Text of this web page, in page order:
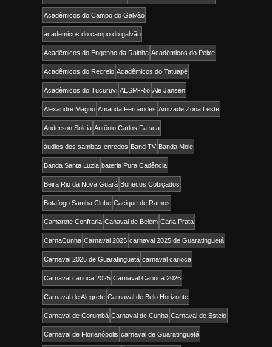
Acadêmicos do Campo do Galvão
academicos do campo do galvão
Acadêmicos do Engenho da Rainha Acadêmicos do Peixe
Acadêmicos do Recreio Acadêmicos do Tatuapé
Acadêmicos do Tucuruvi AESM-Rio Ale Jansen
Alexandre Magno Amanda Fernandes Amizade Zona Leste
Anderson Solcia Antônio Carlos Faísca
áudios dos sambas-enredos Band TV Banda Mole
Banda Santa Luzia bateria Pura Cadência
Beira Rio da Nova Guará Bonecos Cobiçados
Botafogo Samba Clube Cacique de Ramos
Camarote Confraria Canaval de Belém Carla Prata
CarnaCunha Carnaval 2025 carnaval 2025 de Guaratinguetá
Carnaval 2026 de Guaratinguetá carnaval carioca
Carnaval carioca 2025 Carnaval Carioca 2026
Carnaval de Alegrete Carnaval de Belo Horizonte
Carnaval de Corumbá Carnaval de Cunha Carnaval de Esteio
Carnaval de Florianópolis carnaval de Guaratinguetá